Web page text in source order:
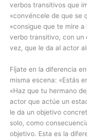
verbos transitivos que
«convéncele de que se
«consigue que te mire
verbo transitivo, con un
vez, que le da al actor
Fíjate en la diferencia
misma escena: «Estás
«Haz que tu hermano
actor que actúe un
le da un objetivo
solo, como
objetivo. Esta es la